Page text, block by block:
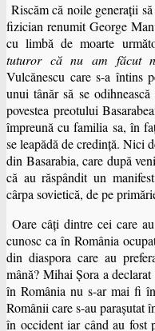
Riscăm că noile generaţii
fizician renumit George
cu limbă de moarte
tuturor că nu am făcut
Vulcănescu care s-a întins
unui tânăr să se
povestea preotului
împreună cu familia sa, în
se leapădă de credinţă. Nici
din Basarabia, care după
că au răspândit un
cârpa sovietică, de pe
Oare câţi dintre cei care
cunosc ca în România
din diaspora care au
mână? Mihai Șora a
în România nu s-ar mai fi
Românii care s-au paraşutat
în occident iar când au fost